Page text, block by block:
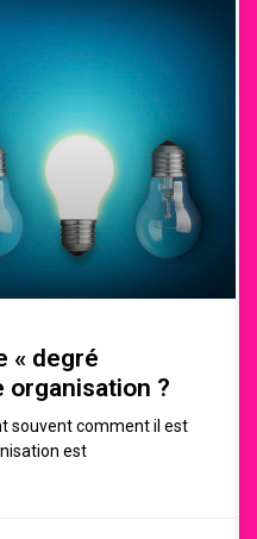
« degré
organisation ?
souvent comment il est
est